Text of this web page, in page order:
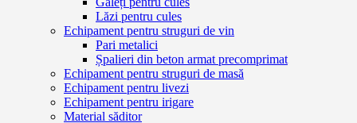
Lăzi pentru cules
Echipament pentru struguri de vin
Pari metalici
Șpalieri din beton armat precomprimat
Echipament pentru struguri de masă
Echipament pentru livezi
Echipament pentru irigare
Material săditor